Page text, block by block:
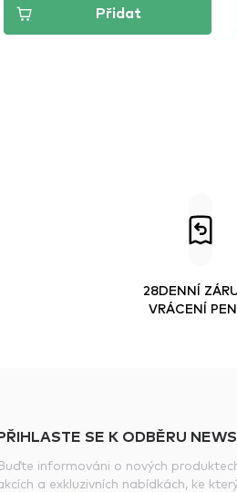
Přidat
28DENNÍ
VRÁCENÍ
PŘIHLASTE SE K ODBĚRU
informováni o nových
a exkluzivních nabídkách, ke